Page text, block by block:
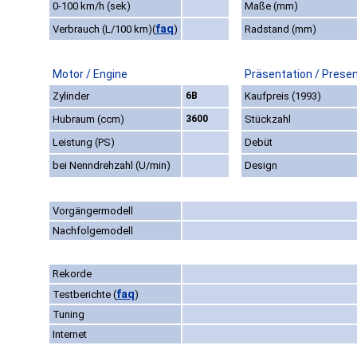
0-100 km/h (sek)
Maße (mm)
Verbrauch (L/100 km)(faq) Radstand (mm)
Motor / Engine Präsentation /
Zylinder 6B
Kaufpreis (1993)
Hubraum (ccm)
3600
Stückzahl
Leistung (PS)
Debüt
bei Nenndrehzahl (U/min)
Design
Vorgängermodell
Nachfolgemodell
Rekorde
Testberichte (faq)
Tuning
Internet